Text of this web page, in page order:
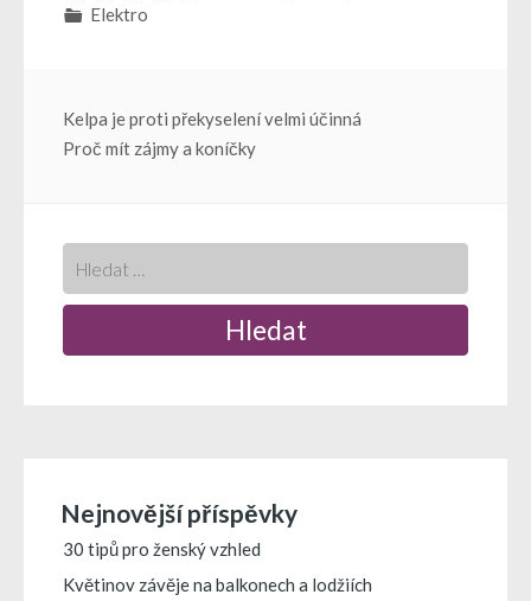
Elektro
Navigace
příspěvek
Kelpa je proti překyselení velmi účinná
Proč mít zájmy a koníčky
Nejnovější příspěvky
30 tipů pro ženský vzhled
Květinov závěje na balkonech a lodžiích